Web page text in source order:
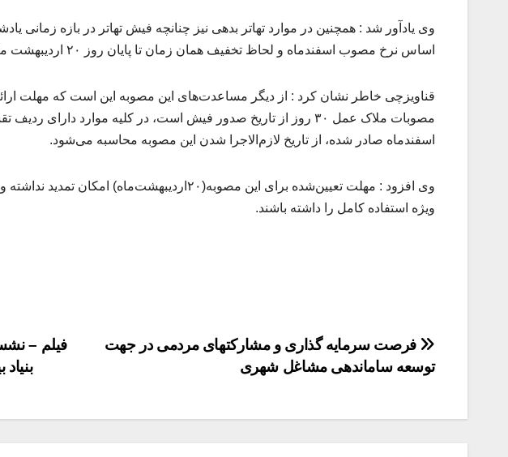
وی یادآور شد : همچنین در موارد تهاتر بدهی نیز چنانچه فیش تهاتر در بازه زمانی
اساس نرخ مصوب اسفندماه و لحاظ تخفیف همان زمان تا پایان روز ۲۰ اردیبهشت ماه مجاز خواهد بود.
قناویزچی خاطر نشان کرد : از دیگر مساعدت‌های این مصوبه این است که مهلت
مصوبات ملاک عمل ۳۰ روز از تاریخ صدور فیش است، در کلیه موارد
اسفندماه صادر شده، از تاریخ لازم‌الاجرا شدن این مصوبه محاسبه می‌شود.
وی افزود : مهلت تعیین‌شده برای این
ویژه استفاده کامل را داشته باشند.
راهبری
نوشته
فیلم –
فرصت سرمایه گذاری و مشارکتهای مردمی در جهت
توسعه ساماندهی مشاغل شهری